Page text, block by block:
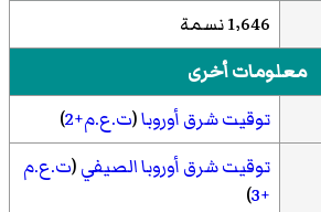
1٬646 نسمة
معلومات أخرى
توقيت شرق أوروبا(ت.ع.م+2 )
توقيت شرق أوروبا الصيفي(ت.ع.م
+3
)